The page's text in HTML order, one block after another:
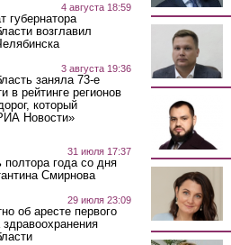
4 августа 18:59
губернатора
возглавил
3 августа 19:36
заняла 73-е
в рейтинге регионов
который
Новости»
31 июля 17:37
полтора года со дня
Смирнова
29 июля 23:09
об аресте первого